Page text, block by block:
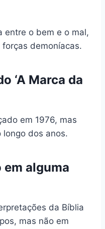
entre o bem e o mal,
demoníacas.
‘A Marca da
em 1976, mas
dos anos.
em alguma
da Bíblia
mas não em